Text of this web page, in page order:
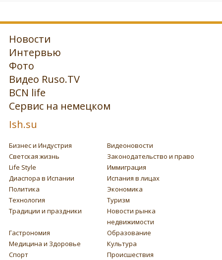
Новости
Интервью
Фото
Видео Ruso.TV
BCN life
Сервис на немецком
Ish.su
Бизнес и Индустрия
Видеоновости
Светская жизнь
Законодательство и право
Life Style
Иммиграция
Диаспора в Испании
Испания в лицах
Политика
Экономика
Технология
Туризм
Традиции и праздники
Новости рынка
недвижимости
Гастрономия
Образование
Медицина и Здоровье
Культура
Спорт
Происшествия